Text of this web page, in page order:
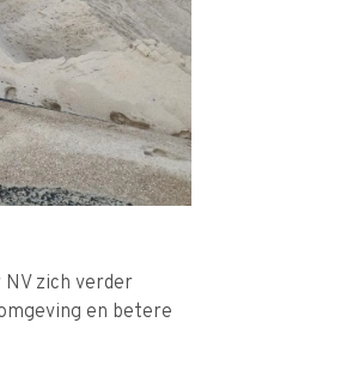
zich verder
en betere